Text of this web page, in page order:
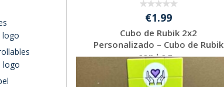
logo
logo
€1.99
Cubo de Rubik 2x2
Personalizado – Cubo de Rubik
con Log...
Solicitar
presupuesto